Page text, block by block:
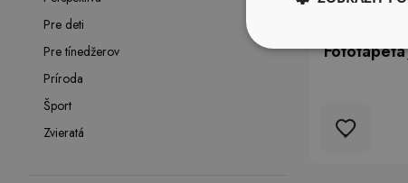
Pre deti
Pre tínedžerov
Príroda
Šport
Zvieratá